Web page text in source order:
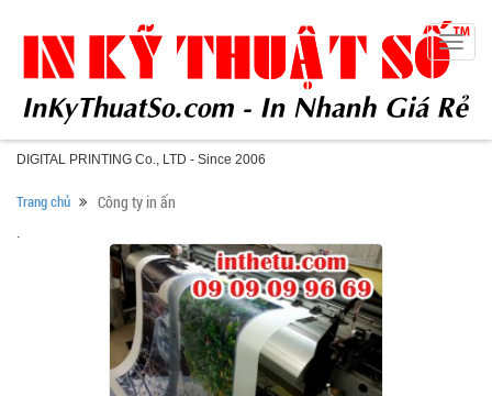
DIGITAL PRINTING Co., LTD - Since 2006
Toggle
Trang chủ Công ty in ấn
.